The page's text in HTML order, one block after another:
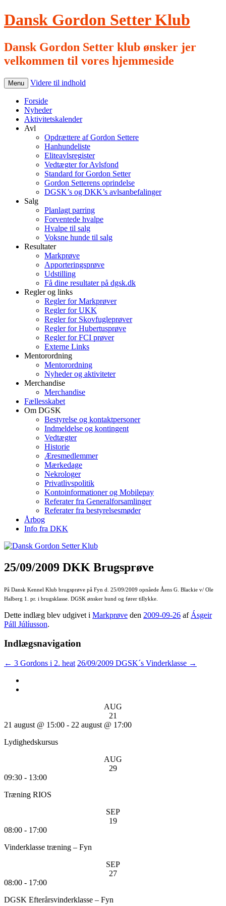
Dansk Gordon Setter Klub
Dansk Gordon Setter klub ønsker jer
velkommen til vores hjemmeside
Menu Videre til indhold
Forside
Nyheder
Aktivitetskalender
Avl
Opdrættere af Gordon Settere
Hanhundeliste
Eliteavlsregister
Vedtægter for Avlsfond
Standard for Gordon Setter
Gordon Setterens oprindelse
DGSK’s og DKK’s avlsanbefalinger
Salg
Planlagt parring
Forventede hvalpe
Hvalpe til salg
Voksne hunde til salg
Resultater
Markprøve
Apporteringsprøve
Udstilling
Få dine resultater på dgsk.dk
Regler og links
Regler for Markprøver
Regler for UKK
Regler for Skovfugleprøver
Regler for Hubertusprøve
Regler for FCI prøver
Externe Links
Mentorordning
Mentorordning
Nyheder og aktiviteter
Merchandise
Merchandise
Fællesskabet
Om DGSK
Bestyrelse og kontaktpersoner
Indmeldelse og kontingent
Vedtægter
Historie
Æresmedlemmer
Mærkedage
Nekrologer
Privatlivspolitik
Kontoinformationer og Mobilepay
Referater fra Generalforsamlinger
Referater fra bestyrelsesmøder
Årbog
Info fra DKK
25/09/2009 DKK Brugsprøve
På Dansk Kennel Klub brugsprøve på Fyn d. 25/09/2009 opnåede Åens G. Blackie v/ Ole
Halberg 1. pr. i brugsklasse. DGSK ønsker hund og fører tillykke.
Dette indlæg blev udgivet i Markprøve den 2009-09-26 af Ásgeir
Páll Júlíusson.
Indlægsnavigation
← 3 Gordons i 2. heat 26/09/2009 DGSK´s Vinderklasse →
AUG
21
21 august @ 15:00 - 22 august @ 17:00
Lydighedskursus
AUG
29
09:30 - 13:00
Træning RIOS
SEP
19
08:00 - 17:00
Vinderklasse træning – Fyn
SEP
27
08:00 - 17:00
DGSK Efterårsvinderklasse – Fyn